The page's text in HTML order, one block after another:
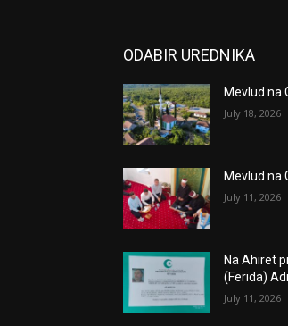
ODABIR UREDNIKA
Mevlud na
July 18, 2026
Mevlud na
July 11, 2026
Na Ahiret
(Ferida)
July 11, 2026